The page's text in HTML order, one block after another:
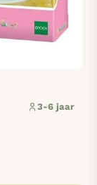
3-6 jaar